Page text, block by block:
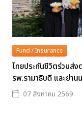
Fund / Insurance
ไทยประกันชีวิตร่วมส่
รพ.รามาธิบดี และย่าน
07 สิงหาคม 2569